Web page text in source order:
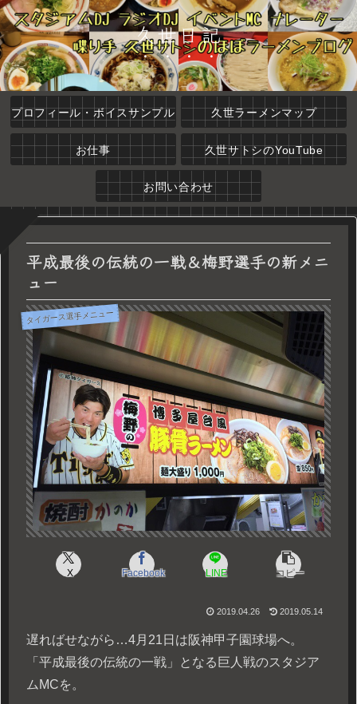
久世日記
プロフィール・ボイスサンプル 久世ラーメンマップ
お仕事 久世サトシのYouTube
お問い合わせ
平成最後の伝統の一戦＆梅野選手の新メニ
ュー
タイガース選手メニュー
X Facebook LINE コピー
2019.04.26 2019.05.14
遅ればせながら…4月21日は阪神甲子園球場へ。
「平成最後の伝統の一戦」となる巨人戦のスタジア
ムMCを。